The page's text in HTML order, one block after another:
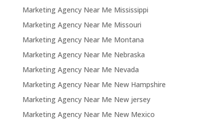
Marketing Agency Near Me Mississippi
Marketing Agency Near Me Missouri
Marketing Agency Near Me Montana
Marketing Agency Near Me Nebraska
Marketing Agency Near Me Nevada
Marketing Agency Near Me New Hampshire
Marketing Agency Near Me New jersey
Marketing Agency Near Me New Mexico